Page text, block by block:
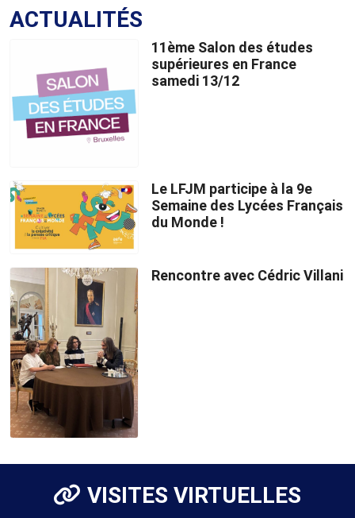
ACTUALITÉS
11ème Salon des études
supérieures en France
samedi 13/12
Le LFJM participe à la 9e
Semaine des Lycées Français
du Monde !
Rencontre avec Cédric Villani
VISITES VIRTUELLES